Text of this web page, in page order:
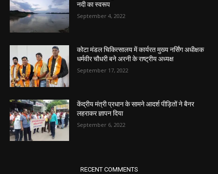
नदी का स्वरूप
September 4, 2022
कोटा मंडल चिकित्सालय में कार्यरत मुख्य नर्सिंग अधीक्षक
धर्मवीर चौधरी बने अरनी के राष्ट्रीय अध्यक्ष
September 17, 2022
केंद्रीय मंत्री प्रधान के सामने आदर्श पीड़ितों ने बैनर
लहराकर ज्ञापन दिया
September 6, 2022
RECENT COMMENTS